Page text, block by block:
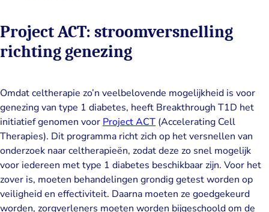
Project ACT: stroomversnelling
richting genezing
Omdat celtherapie zo’n veelbelovende mogelijkheid is voor
genezing van type 1 diabetes, heeft Breakthrough T1D het
initiatief genomen voor Project ACT (Accelerating Cell
Therapies). Dit programma richt zich op het versnellen van
onderzoek naar celtherapieën, zodat deze zo snel mogelijk
voor iedereen met type 1 diabetes beschikbaar zijn. Voor het
zover is, moeten behandelingen grondig getest worden op
veiligheid en effectiviteit. Daarna moeten ze goedgekeurd
worden, zorgverleners moeten worden bijgeschoold om de